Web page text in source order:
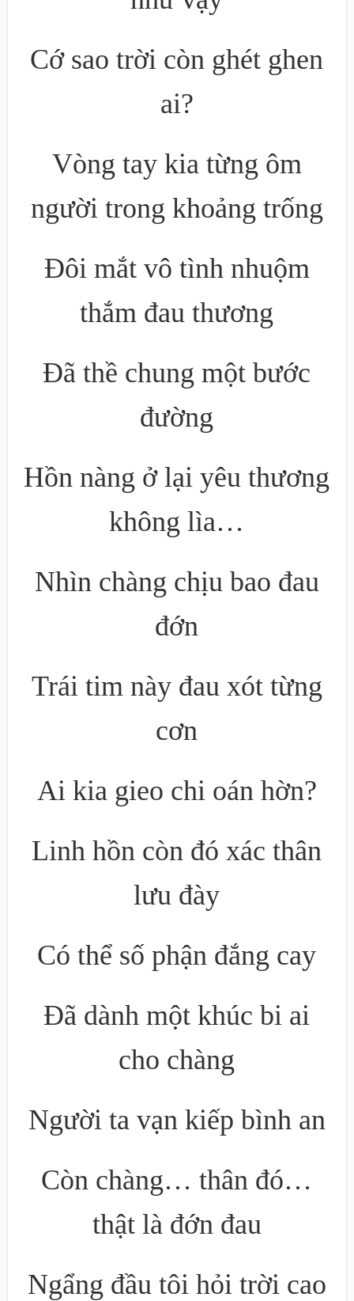
Cớ sao trời còn ghét ghen
ai?
Vòng tay kia từng ôm
người trong khoảng trống
Đôi mắt vô tình nhuộm
thắm đau thương
Đã thề chung một bước
đường
Hồn nàng ở lại yêu thương
không lìa…
Nhìn chàng chịu bao đau
đớn
Trái tim này đau xót từng
cơn
Ai kia gieo chi oán hờn?
Linh hồn còn đó xác thân
lưu đày
Có thể số phận đắng cay
Đã dành một khúc bi ai
cho chàng
Người ta vạn kiếp bình an
Còn chàng… thân đó…
thật là đớn đau
Ngẩng đầu tôi hỏi trời cao